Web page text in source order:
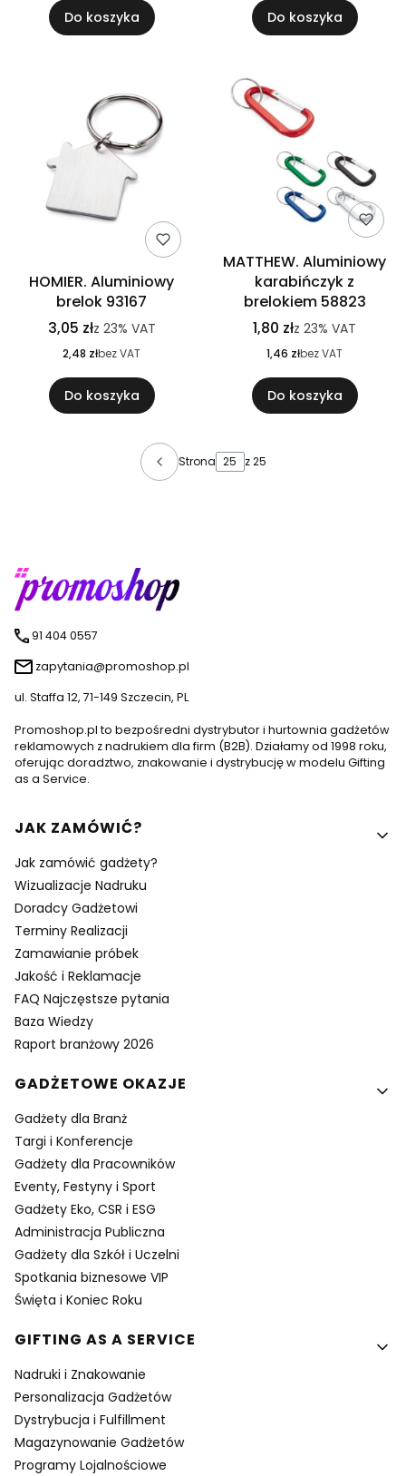
Do koszyka Do koszyka
HOMIER. Aluminiowy
brelok 93167
3,05 złz 23% VAT
2,48 złbez VAT
Do koszyka
MATTHEW. Aluminiowy
karabińczyk z
brelokiem 58823
1,80 złz 23% VAT
1,46 złbez VAT
Do koszyka
Strona z 25
91 404 0557
zapytania@promoshop.pl
ul. Staffa 12, 71-149 Szczecin, PL
Promoshop.pl to bezpośredni dystrybutor i hurtownia gadżetów
reklamowych z nadrukiem dla firm (B2B). Działamy od 1998 roku,
oferując doradztwo, znakowanie i dystrybucję w modelu Gifting
as a Service.
Linki w stopce
JAK ZAMÓWIĆ?
Jak zamówić gadżety?
Wizualizacje Nadruku
Doradcy Gadżetowi
Terminy Realizacji
Zamawianie próbek
Jakość i Reklamacje
FAQ Najczęstsze pytania
Baza Wiedzy
Raport branżowy 2026
GADŻETOWE OKAZJE
Gadżety dla Branż
Targi i Konferencje
Gadżety dla Pracowników
Eventy, Festyny i Sport
Gadżety Eko, CSR i ESG
Administracja Publiczna
Gadżety dla Szkół i Uczelni
Spotkania biznesowe VIP
Święta i Koniec Roku
GIFTING AS A SERVICE
Nadruki i Znakowanie
Personalizacja Gadżetów
Dystrybucja i Fulfillment
Magazynowanie Gadżetów
Programy Lojalnościowe